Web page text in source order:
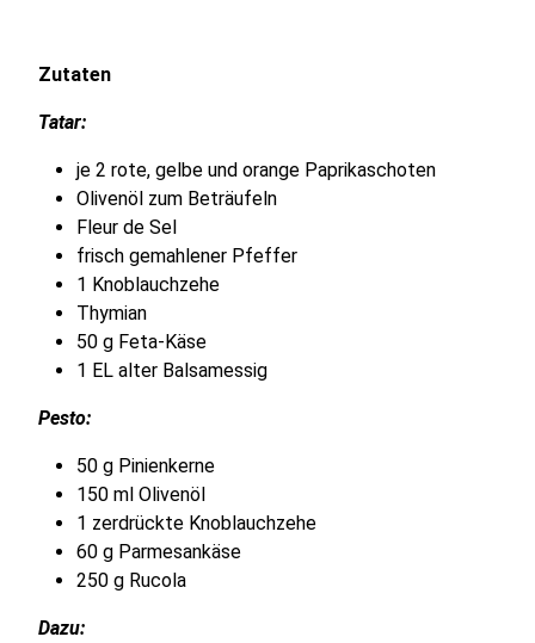
Zutaten
Tatar:
je 2 rote, gelbe und orange Paprikaschoten
Olivenöl zum Beträufeln
Fleur de Sel
frisch gemahlener Pfeffer
1 Knoblauchzehe
Thymian
50 g Feta-Käse
1 EL alter Balsamessig
Pesto:
50 g Pinienkerne
150 ml Olivenöl
1 zerdrückte Knoblauchzehe
60 g Parmesankäse
250 g Rucola
Dazu: